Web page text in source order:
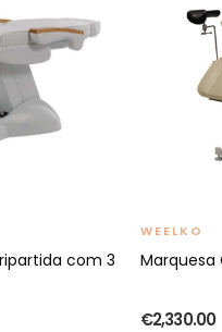
com 3
WEELKO
Marquesa
€2,330.00